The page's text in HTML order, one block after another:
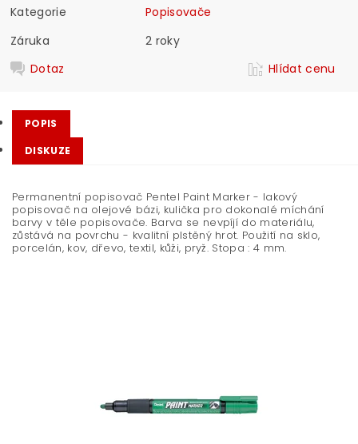
Kategorie
Popisovače
Záruka
2 roky
Dotaz
Hlídat cenu
POPIS
DISKUZE
Permanentní popisovač Pentel Paint Marker - lakový
popisovač na olejové bázi, kulička pro dokonalé míchání
barvy v těle popisovače. Barva se nevpíjí do materiálu,
zůstává na povrchu - kvalitní plstěný hrot. Použití na sklo,
porcelán, kov, dřevo, textil, kůži, pryž. Stopa : 4 mm.